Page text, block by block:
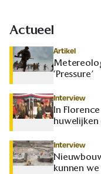
Actueel
Artikel
‘Pressure’
Interview
In
Interview
kunnen